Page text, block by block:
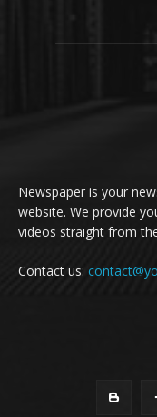
Newspaper is your
website. We provide
videos straight from
Contact us: